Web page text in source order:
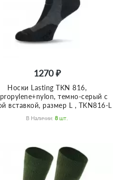
1270 ₽
Носки Lasting TKN 816,
темно-серый с
вставкой, размер L , TKN816-L
В Наличии:8 Шт.